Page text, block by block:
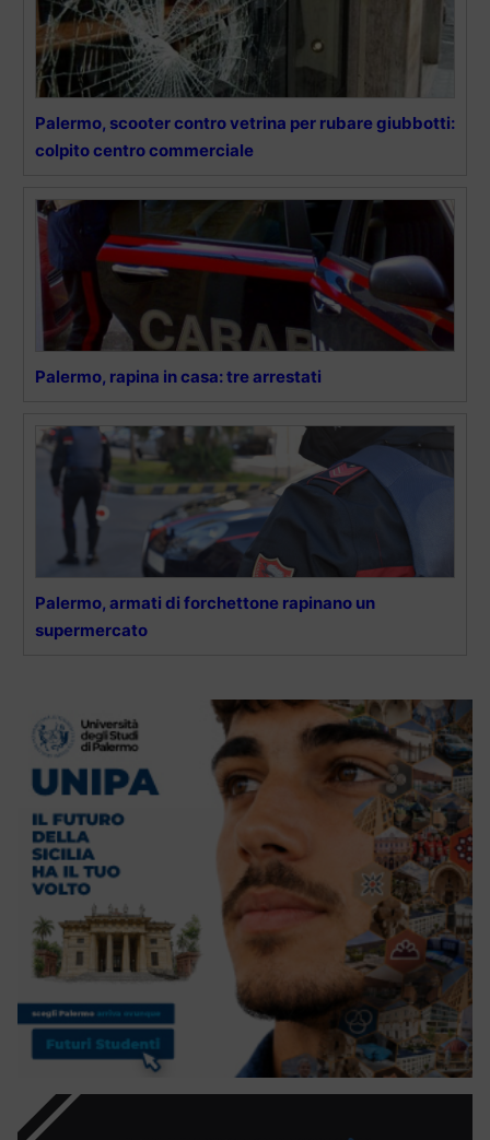
Palermo, scooter contro vetrina per rubare giubbotti:
colpito centro commerciale
Palermo, rapina in casa: tre arrestati
Palermo, armati di forchettone rapinano un
supermercato